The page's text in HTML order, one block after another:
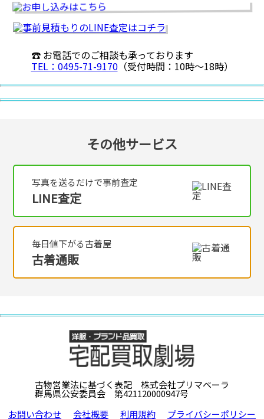
☎ お電話でのご相談も承っております
TEL：0495-71-9170（受付時間：10時〜18時）
その他サービス
写真を送るだけで事前査定
LINE査定
毎日値下がる古着屋
古着通販
古物営業法に基づく表記 株式会社プリマベーラ
群馬県公安委員会 第421120000947号
お問い合わせ
会社概要 利用規約 プライバシーポリシー